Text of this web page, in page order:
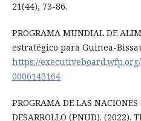
21(44), 73-86.
PROGRAMA MUNDIAL DE
estratégico para Guinea-
https://
0000143164
PROGRAMA DE LAS
DESARROLLO (PNUD). (2022).